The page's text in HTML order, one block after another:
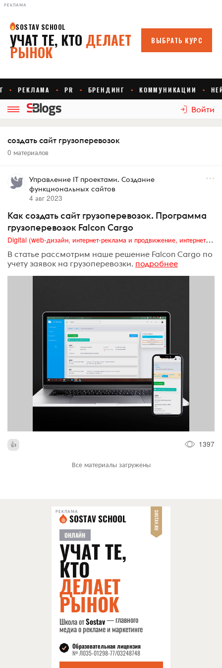
РЕКЛАМА
Войти
создать сайт грузоперевозок
0 материалов
Управление IT проектами. Создание
функциональных сайтов
4 авг 2023
Как создать сайт грузоперевозок. Программа
грузоперевозок Falcon Cargo
Digital (web-дизайн, интернет-реклама и продвижение, интернет-сообщества и блоги, интернет-коммуникации, мобильный маркетинг, реклама на цифровых экранах)
В статье рассмотрим наше решение Falcon Cargo по
учету заявок на грузоперевозки. подробнее
1397
Все материалы загружены
РЕКЛАМА